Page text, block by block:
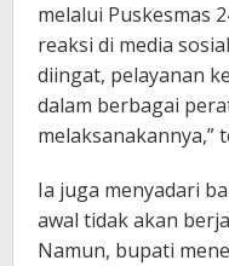
melalui Puskesmas
reaksi di media
diingat, pelayanan
dalam berbagai
melaksanakannya,”
Ia juga menyadari
awal tidak akan
Namun, bupati